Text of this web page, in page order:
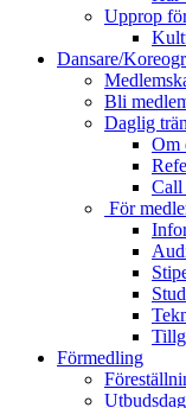
Upprop
Dansare/
Bli
Daglig
Om
Call
För
Förmedling